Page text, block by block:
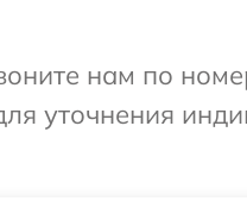
нам по
уточнения